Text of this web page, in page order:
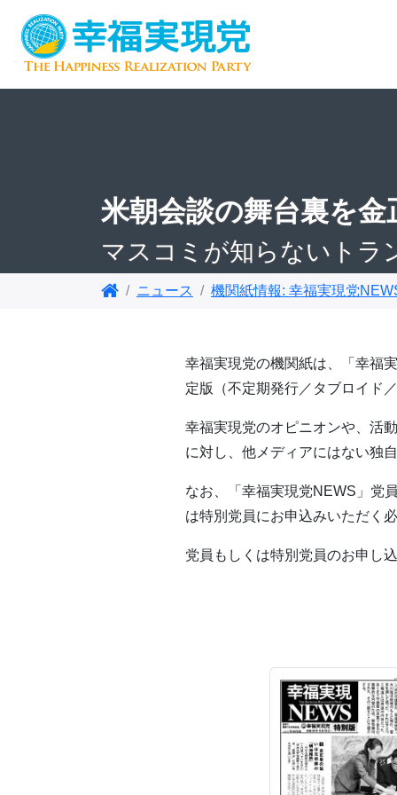
米朝会談の舞台裏を
マスコミが知らないトラ
ニュース 機関紙情報: 幸福実現党
幸福実現党の機関紙は、「幸福
定版（不定期発行／タブロイド
幸福実現党のオピニオンや、活
に対し、他メディアにはない独
なお、「幸福実現党NEWS」党
は特別党員にお申込みいただく
党員もしくは特別党員のお申し